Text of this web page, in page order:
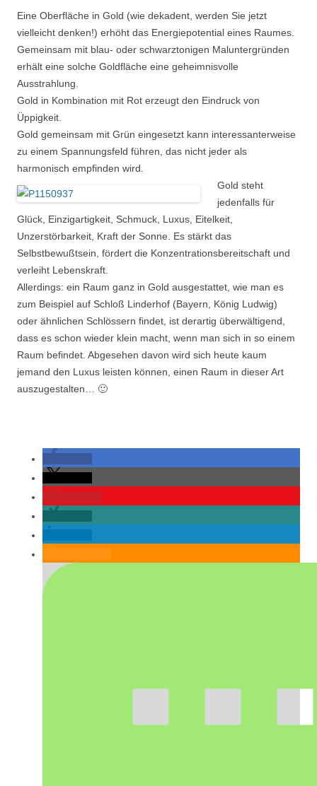
Eine Oberfläche in Gold (wie dekadent, werden Sie jetzt
vielleicht denken!) erhöht das Energiepotential eines Raumes.
Gemeinsam mit blau- oder schwarztonigen Maluntergründen
erhält eine solche Goldfläche eine geheimnisvolle
Ausstrahlung.
Gold in Kombination mit Rot erzeugt den Eindruck von
Üppigkeit.
Gold gemeinsam mit Grün eingesetzt kann interessanterweise
zu einem Spannungsfeld führen, das nicht jeder als
harmonisch empfinden wird.
Gold steht
jedenfalls für
Glück, Einzigartigkeit, Schmuck, Luxus, Eitelkeit,
Unzerstörbarkeit, Kraft der Sonne. Es stärkt das
Selbstbewußtsein, fördert die Konzentrationsbereitschaft und
verleiht Lebenskraft.
Allerdings: ein Raum ganz in Gold ausgestattet, wie man es
zum Beispiel auf Schloß Linderhof (Bayern, König Ludwig)
oder ähnlichen Schlössern findet, ist derartig überwältigend,
dass es schon wieder klein macht, wenn man sich in so einem
Raum befindet. Abgesehen davon wird sich heute kaum
jemand den Luxus leisten können, einen Raum in dieser Art
auszugestalten… 🙂